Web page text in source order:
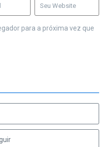
para a próxima vez que